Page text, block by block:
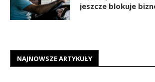
jeszcze blokuje
NAJNOWSZE ARTYKUŁY